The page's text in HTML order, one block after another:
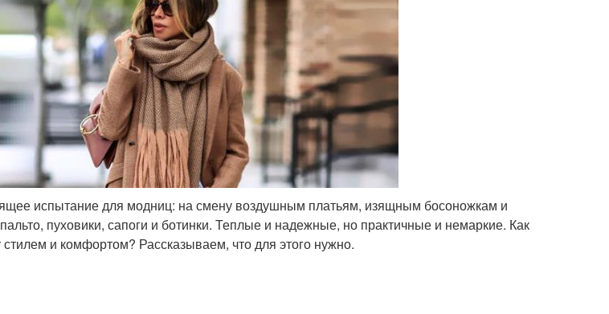
испытание для модниц: на смену воздушным платьям, изящным босоножкам и
пуховики, сапоги и ботинки. Теплые и надежные, но практичные и немаркие. Как
и комфортом? Рассказываем, что для этого нужно.